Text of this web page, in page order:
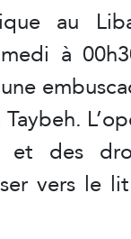
au
à
des
vers le